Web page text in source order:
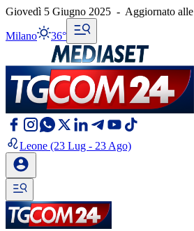
Giovedì 5 Giugno 2025 - Aggiornato alle
Milano 36°
Leone (23 Lug - 23 Ago)